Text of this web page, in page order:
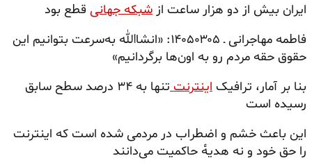
ایران بیش از دو هزار ساعت از شبکه جهانی قطع بود
فاطمه مهاجرانی ـ ۱۴۰۵۰۳۰۵: «انشاالله به‌سرعت بتوانیم این
حقوق حقه مردم رو به اون‌ها برگردانیم»
بنا بر آمار، ترافیک اینترنت
تنها به ۳۴ درصد سطح سابق
رسیده است
این باعث خشم و اضطراب در مردمی شده است که اینترنت
را حق خود و نه هدیه‌ٔ حاکمیت می‌دانند